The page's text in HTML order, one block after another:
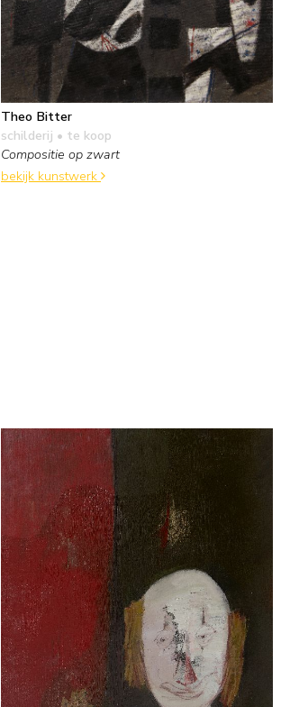
Theo Bitter
schilderij • te koop
Compositie op zwart
bekijk kunstwerk